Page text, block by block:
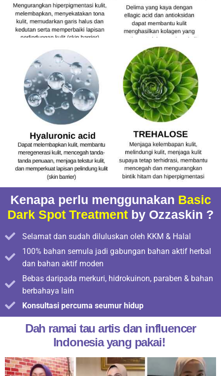
Kenapa perlu menggunakan Basic
Dark Spot Treatment by Ozzaskin ?
Selamat dan sudah diluluskan oleh KKM & Halal
100% bahan semula jadi gabungan bahan aktif herbal
dan bahan aktif moden
Bebas daripada merkuri, hidrokuinon, paraben & bahan
berbahaya lain
Konsultasi percuma seumur hidup
Dah ramai tau artis dan influencer
Indonesia yang pakai!